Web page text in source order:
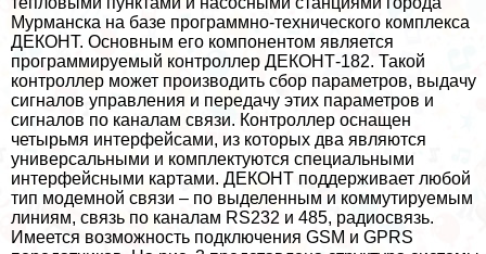
Мурманска на базе программно-технического комплекса
ДЕКОНТ. Основным его компонентом является
программируемый контроллер ДЕКОНТ-182. Такой
контроллер может производить сбор параметров, выдачу
сигналов управления и передачу этих параметров и
сигналов по каналам связи. Контроллер оснащен
четырьмя интерфейсами, из которых два являются
универсальными и комплектуются специальными
интерфейсными картами. ДЕКОНТ поддерживает любой
тип модемной связи – по выделенным и коммутируемым
линиям, связь по каналам RS232 и 485, радиосвязь.
Имеется возможность подключения GSM и GPRS